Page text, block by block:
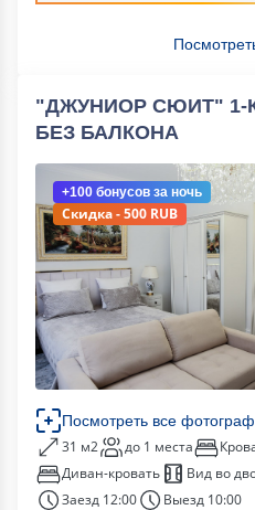
"ДЖУНИОР СЮИТ"
БЕЗ БАЛКОНА
+100 бонусов за ночь
Скидка - 500 RUB
Посмотреть все
31 м2 до 1 места
Диван-кровать
Вид во
Заезд 12:00
Выезд 10:00